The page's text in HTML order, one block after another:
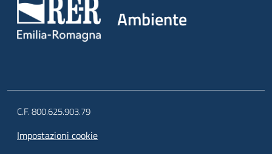
Ambiente
C.F. 800.625.903.79
Impostazioni cookie